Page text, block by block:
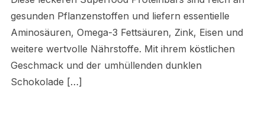
gesunden Pflanzenstoffen und liefern essentielle
Aminosäuren, Omega-3 Fettsäuren, Zink, Eisen und
weitere wertvolle Nährstoffe. Mit ihrem köstlichen
Geschmack und der umhüllenden dunklen
Schokolade […]